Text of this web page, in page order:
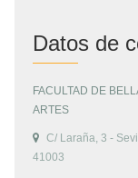
Datos de
FACULTAD DE
ARTES
C/ Laraña, 3 -
41003